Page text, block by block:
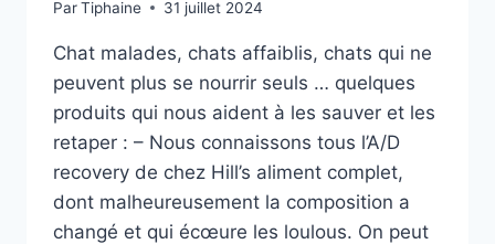
ParTiphaine 31 juillet 2024
Chat malades, chats affaiblis, chats qui ne
peuvent plus se nourrir seuls … quelques
produits qui nous aident à les sauver et les
retaper : – Nous connaissons tous l’A/D
recovery de chez Hill’s aliment complet,
dont malheureusement la composition a
changé et qui écœure les loulous. On peut